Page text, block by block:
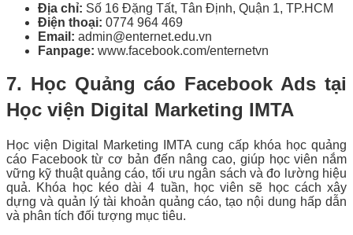
Địa chỉ: Số 16 Đặng Tất, Tân Định, Quận 1, TP.HCM
Điện thoại: 0774 964 469
Email: admin@enternet.edu.vn
Fanpage: www.facebook.com/enternetvn
7. Học Quảng cáo Facebook Ads tại
Học viện Digital Marketing IMTA
Học viện Digital Marketing IMTA cung cấp khóa học quảng
cáo Facebook từ cơ bản đến nâng cao, giúp học viên nắm
vững kỹ thuật quảng cáo, tối ưu ngân sách và đo lường hiệu
quả. Khóa học kéo dài 4 tuần, học viên sẽ học cách xây
dựng và quản lý tài khoản quảng cáo, tạo nội dung hấp dẫn
và phân tích đối tượng mục tiêu.